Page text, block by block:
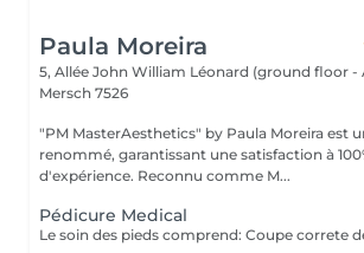
Paula Moreira
5, Allée John William Léonard (ground floor
Mersch 7526
"PM MasterAesthetics" by Paula Moreira est
renommé, garantissant une satisfaction à
d'expérience. Reconnu comme M...
Pédicure Medical